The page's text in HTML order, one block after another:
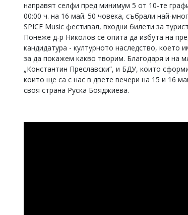
направят селфи пред минимум 5 от 10-те
00:00 ч. на 16 май. 50 човека, събрали най-
SPICE Music фестивал, входни билети за
Понеже д-р Николов се опита да избута на
кандидатура - културното наследство, което
за да покажем какво творим. Благодаря и на
„Константин Преславски”, и БДУ, които
които ще са с нас в двете вечери на 15 и 16
своя страна Руска Бояджиева.